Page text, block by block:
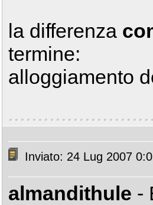
la differenza
termine:
alloggiamento
Inviato: 24 Lug 2007
almandithule -